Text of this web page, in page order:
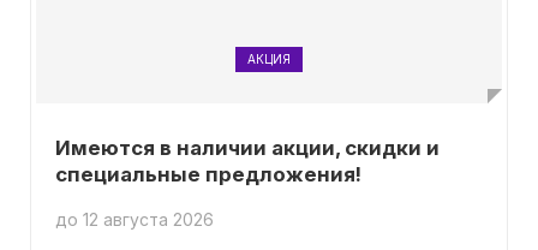
АКЦИЯ
Имеются в наличии акции, скидки и
специальные предложения!
до 12 августа 2026